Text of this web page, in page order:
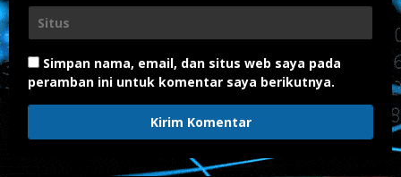
Simpan nama, email, dan situs web saya pada
peramban ini untuk komentar saya berikutnya.